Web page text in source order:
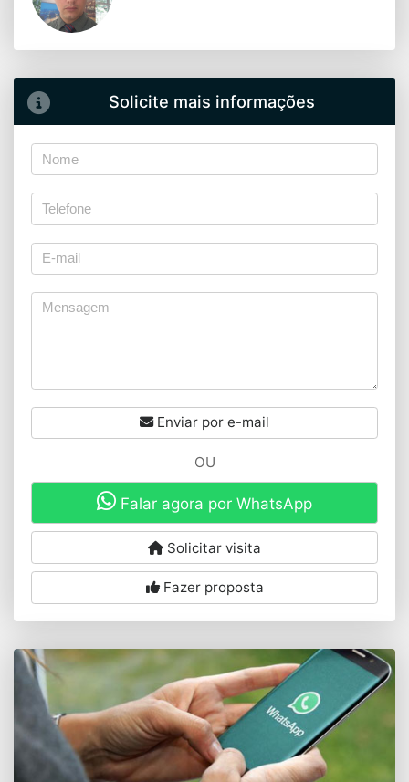
Solicite mais informações
Enviar por e-mail
OU
Falar agora por WhatsApp
Solicitar visita
Fazer proposta